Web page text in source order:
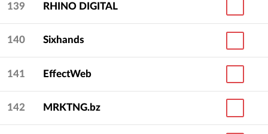
139 RHINO DIGITAL
140 Sixhands
141 EffectWeb
142 MRKTNG.bz